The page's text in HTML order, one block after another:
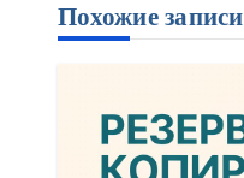
Похожие записи